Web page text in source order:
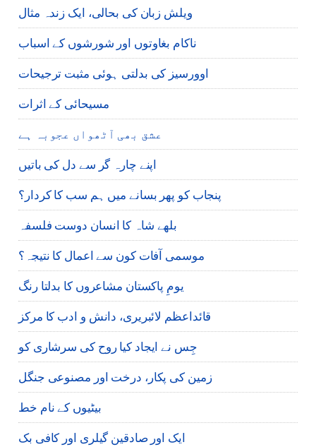
ویلش زبان کی بحالی، ایک زندہ مثال
ناکام بغاوتوں اور شورشوں کے اسباب
اوورسیز کی بدلتی ہوئی مثبت ترجیحات
مسیحائی کے اثرات
عشق بھی آٹھواں عجوبہ ہے
اپنے چارہ گر سے دل کی باتیں
پنجاب کو پھر بسانے میں ہم سب کا کردار؟
بلھے شاہ کا انسان دوست فلسفہ
موسمی آفات کون سے اعمال کا نتیجہ؟
یومِ پاکستان مشاعروں کا بدلتا رنگ
قائداعظم لائبریری، دانش و ادب کا مرکز
جِس نے ایجاد کیا روح کی سرشاری کو
زمین کی پکار، درخت اور مصنوعی جنگل
بیٹیوں کے نام خط
ایک اور صادقین گیلری اور کافی بک